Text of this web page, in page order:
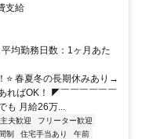
支給
均勤務日数：1ヶ月あた
⭐ 春夏冬の長期休みあり→
ればOK！ ◤￣￣￣￣￣￣
月給26万...
夫歓迎
フリーター歓迎
制 住宅手当あり
午前